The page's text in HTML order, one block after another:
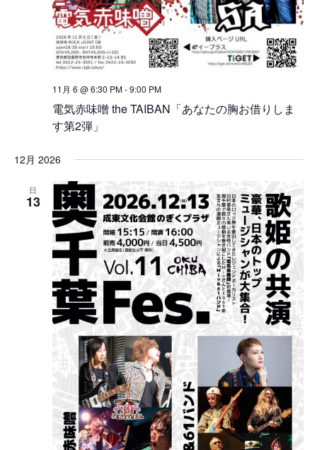
電気赤味噌 the TAIBAN「あなたの胸お借りしま
す第2弾」
11月 6 @ 6:30 PM-9:00 PM
12月 2026
日
13